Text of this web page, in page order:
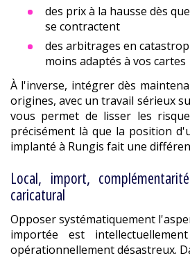
des prix à la hausse dès
se contractent
des arbitrages en
moins adaptés à vos cartes
À l'inverse, intégrer dès
origines, avec un travail sérieux
vous permet de lisser les
précisément là que la position
implanté à Rungis fait une
Local, import,
caricatural
Opposer systématiquement
importée est
opérationnellement désastreux.